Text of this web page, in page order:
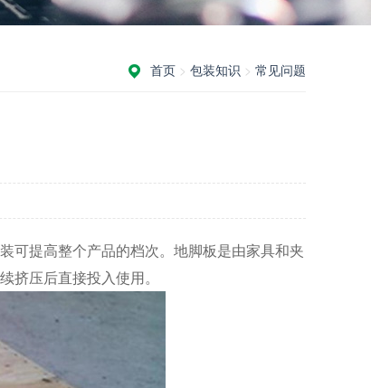
首页 > 包装知识 > 常见问题
可提高整个产品的档次。地脚板是由家具和夹
压后直接投入使用。